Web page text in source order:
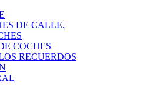
DE CALLE.
COCHES
RECUERDOS